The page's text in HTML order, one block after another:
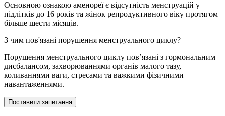
Основною ознакою аменореї є відсутність менструацій у
підлітків до 16 років та жінок репродуктивного віку протягом
більше шести місяців.
З чим пов'язані порушення менструального циклу?
Порушення менструального циклу пов’язані з гормональним
дисбалансом, захворюваннями органів малого тазу,
коливаннями ваги, стресами та важкими фізичними
навантаженнями.
Поставити запитання